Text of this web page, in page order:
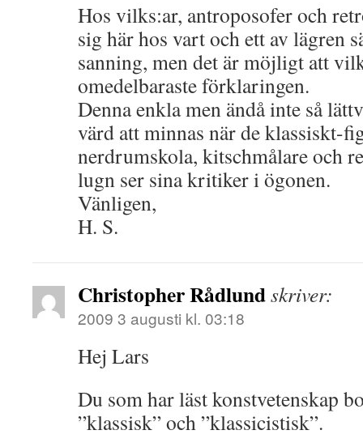
Hos vilks:ar, antroposofer och
sig här hos vart och ett av lägren
sanning, men det är möjligt att
omedelbaraste förklaringen.
Denna enkla men ändå inte så
värd att minnas när de klassiskt-
nerdrumskola, kitschmålare och
lugn ser sina kritiker i ögonen.
Vänligen,
H. S.
Christopher Rådlundskriver:
2009 3 augusti kl. 03:18
Hej Lars
Du som har läst konstvetenskap
”klassisk” och ”klassicistisk”.